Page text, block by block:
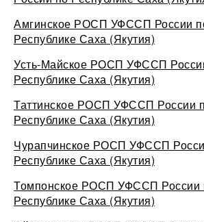
Амгинское РОСП УФССП России
Республике Саха (Якутия)
Усть-Майское РОСП УФССП
Республике Саха (Якутия)
Таттинское РОСП УФССП России
Республике Саха (Якутия)
Чурапчинское РОСП УФССП
Республике Саха (Якутия)
Томпонское РОСП УФССП России
Республике Саха (Якутия)